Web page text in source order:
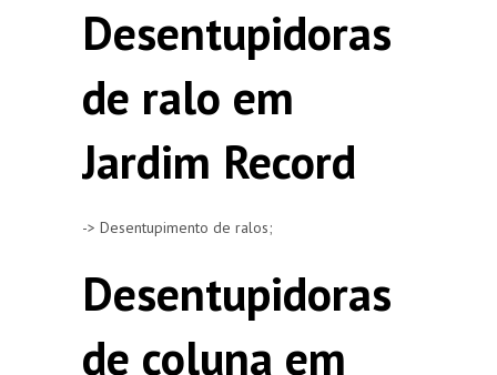
Desentupidoras
de ralo em
Jardim Record
-> Desentupimento de ralos;
Desentupidoras
de coluna em